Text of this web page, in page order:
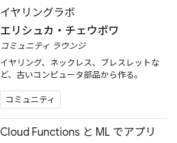
イヤリングラボ
エリシュカ・チェウポワ
コミュニティ ラウンジ
イヤリング、ネックレス、ブレスレットな
ど、古いコンピュータ部品から作る。
コミュニティ
Cloud Functions と ML でアプリ